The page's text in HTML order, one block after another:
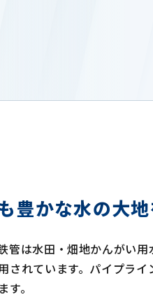
豊かな水の大
管は水田・畑地かんがい
されています。パイプラ
す。